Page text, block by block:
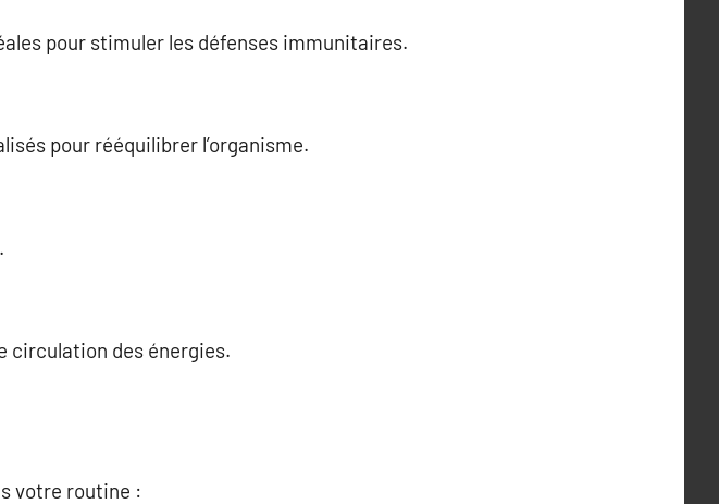
pour stimuler les défenses immunitaires.
pour rééquilibrer l’organisme.
circulation des énergies.
votre routine :